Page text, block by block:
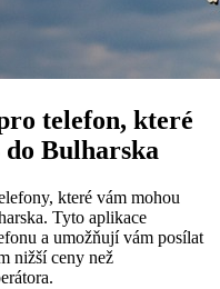
telefon, které
Bulharska
které vám mohou
Tyto aplikace
a umožňují vám posílat
nižší ceny než